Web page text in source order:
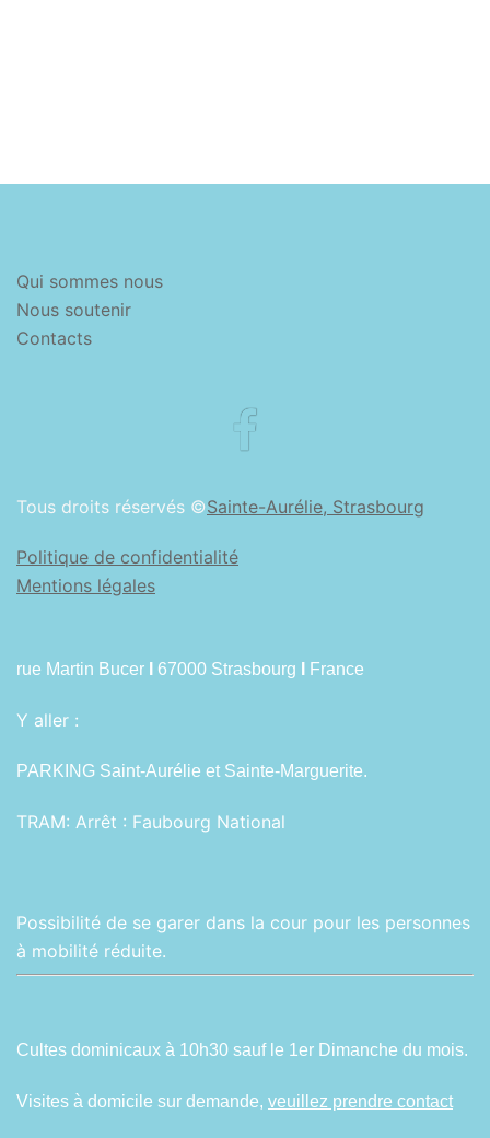
Qui sommes nous
Nous soutenir
Contacts
Tous droits réservés ©Sainte-Aurélie, Strasbourg
Politique de confidentialité
Mentions légales
rue Martin Bucer 67000 Strasbourg France
Y aller :
PARKING Saint-Aurélie et Sainte-Marguerite.
TRAM: Arrêt : Faubourg National
Possibilité de se garer dans la cour pour les personnes
à mobilité réduite.
Cultes dominicaux à 10h30 sauf le 1er Dimanche du mois.
Visites à domicile sur demande, veuillez prendre contact